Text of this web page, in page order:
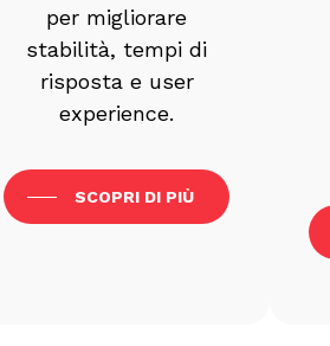
per migliorare
stabilità, tempi di
risposta e user
experience.
SCOPRI DI PIÙ